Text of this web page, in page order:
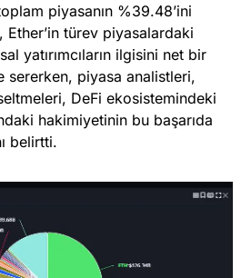
piyasanın %39.48’ini
türev piyasalardaki
yatırımcıların ilgisini net bir
sererken, piyasa analistleri,
DeFi ekosistemindeki
hakimiyetinin bu başarıda
belirtti.